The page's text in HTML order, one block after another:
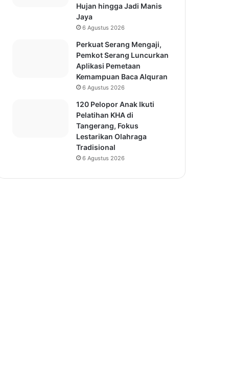
Hujan hingga Jadi Manis
Jaya
6 Agustus 2026
Perkuat Serang Mengaji,
Pemkot Serang Luncurkan
Aplikasi Pemetaan
Kemampuan Baca Alquran
6 Agustus 2026
120 Pelopor Anak Ikuti
Pelatihan KHA di
Tangerang, Fokus
Lestarikan Olahraga
Tradisional
6 Agustus 2026